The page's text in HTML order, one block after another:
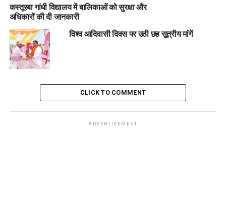
कस्तूरबा गांधी विद्यालय में बालिकाओं को सुरक्षा और
अधिकारों की दी जानकारी
विश्व आदिवासी दिवस पर उठी छह सूत्रीय मांगें
CLICK TO COMMENT
ADVERTISEMENT